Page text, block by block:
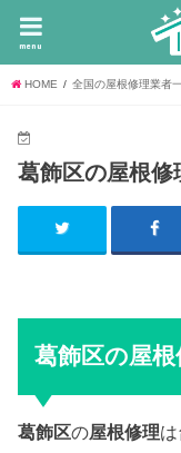
menu
HOME 全国の屋根修理業者
葛飾区の屋根修
葛飾区の屋
葛飾区の屋根修理